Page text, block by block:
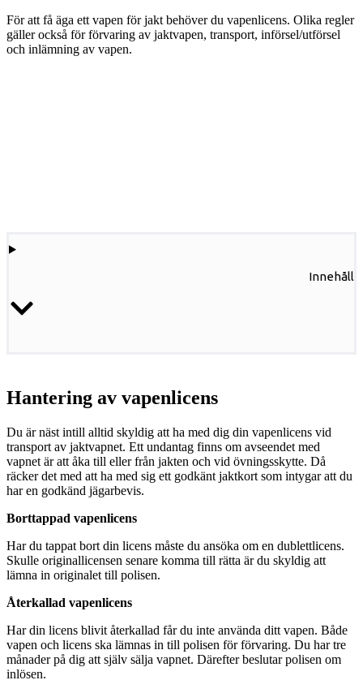
För att få äga ett vapen för jakt behöver du vapenlicens. Olika regler
gäller också för förvaring av jaktvapen, transport, införsel/utförsel
och inlämning av vapen.
Innehåll
Hantering av vapenlicens
Du är näst intill alltid skyldig att ha med dig din vapenlicens vid
transport av jaktvapnet. Ett undantag finns om avseendet med
vapnet är att åka till eller från jakten och vid övningsskytte. Då
räcker det med att ha med sig ett godkänt jaktkort som intygar att du
har en godkänd jägarbevis.
Borttappad vapenlicens
Har du tappat bort din licens måste du ansöka om en dublettlicens.
Skulle originallicensen senare komma till rätta är du skyldig att
lämna in originalet till polisen.
Återkallad vapenlicens
Har din licens blivit återkallad får du inte använda ditt vapen. Både
vapen och licens ska lämnas in till polisen för förvaring. Du har tre
månader på dig att själv sälja vapnet. Därefter beslutar polisen om
inlösen.